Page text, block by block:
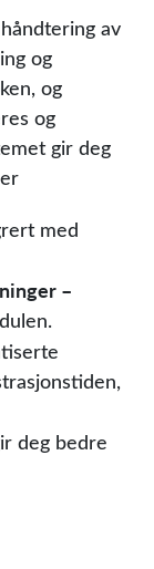
av
og
og
og
gir deg
med
–
deg bedre